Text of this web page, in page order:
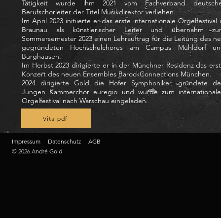
Tätigkeit wurde ihm 2021 vom Fachverband
Berufschorleiter der Titel Musikdirektor verliehen.
Im April 2023 initiierte er das erste internationale Orgelfestival
Braunau als künstlerischer Leiter und übernahm
Sommersemester 2023 einen Lehrauftrag für die Leitung des
gegründeten Hochschulchores am Campus Mühldorf
Burghausen.
Im Herbst 2023 dirigierte er in der Münchner Residenz das
Konzert des neuen Ensembles BarockConnections München.
2024 dirigierte Gold die Hofer Symphoniker, gründete
Jungen Kammerchor euregio und wurde zum
Orgelfestival nach Warschau eingeladen.
Vita pdf
Impressum Datenschutz
AGB
© 2026 André Gold